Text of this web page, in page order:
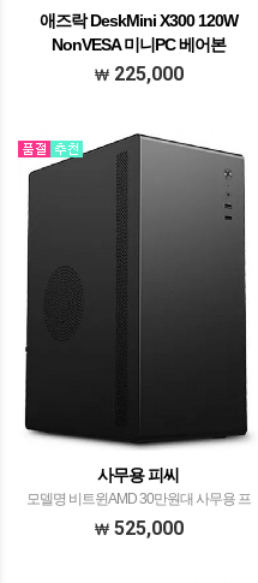
애즈락 DeskMini X300 120W
NonVESA 미니PC 베어본
225,000
사무용 피씨
모델명 비트윈AMD 30만원대 사무용 프
로세서 AMD 라이젠 정품 R3 3200G​ 메모
525,000